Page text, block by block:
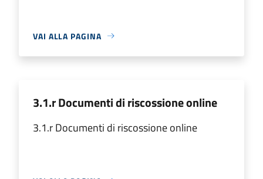
VAI ALLA PAGINA
3.1.r Documenti di riscossione online
3.1.r Documenti di riscossione online